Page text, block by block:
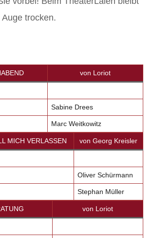
trocken.
von Loriot
Sabine Drees
Marc Weitkowitz
MICH VERLASSEN von Georg Kreisler
Oliver Schürmann
Stephan Müller
von Loriot